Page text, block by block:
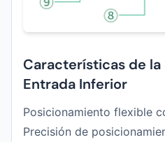
Características de la
Entrada Inferior
Posicionamiento flexible
Precisión de